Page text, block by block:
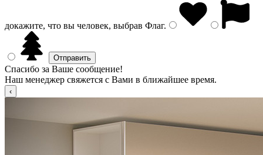
докажите, что вы человек, выбрав Флаг.
Спасибо за Ваше сообщение!
Наш менеджер свяжется с Вами в ближайшее время.